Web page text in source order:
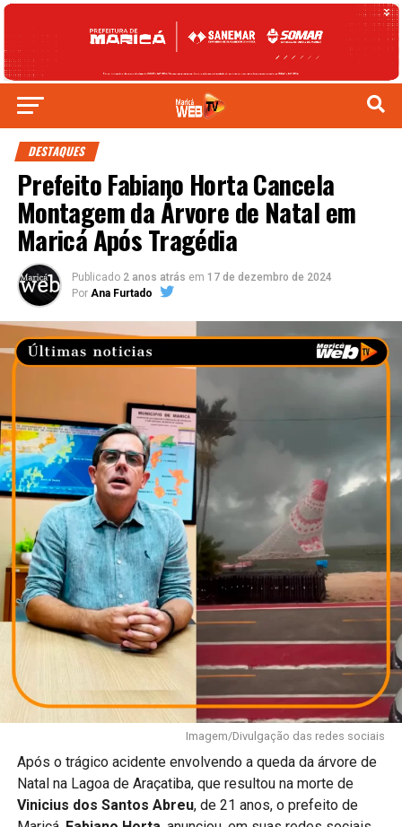
DESTAQUES
Prefeito Fabiano Horta Cancela
Montagem da Árvore de Natal em
Maricá Após Tragédia
Publicado 2 anos atrás em 17 de dezembro de 2024
Por Ana Furtado
Imagem/Divulgação das redes sociais
Após o trágico acidente envolvendo a queda da árvore de
Natal na Lagoa de Araçatiba, que resultou na morte de
Vinicius dos Santos Abreu, de 21 anos, o prefeito de